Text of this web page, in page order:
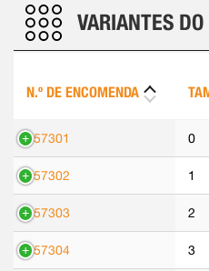
VARIANTES DO
N.º DE ENCOMENDA
557301 0
557302 1
557303 2
557304 3